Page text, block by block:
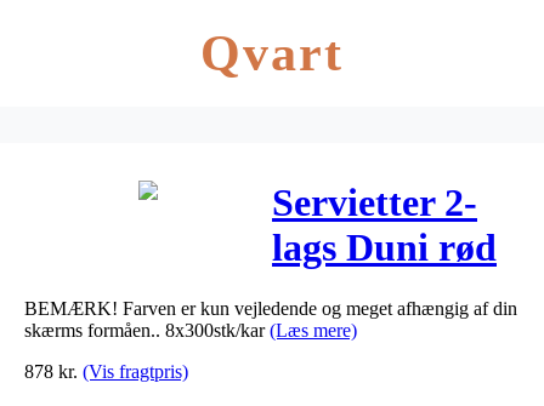
Qvart
Servietter 2-
lags Duni rød
24cm
2400stk/kar
BEMÆRK! Farven er kun vejledende og meget afhængig af din
skærms formåen.. 8x300stk/kar(Læs mere)
878 kr. (Vis fragtpris)